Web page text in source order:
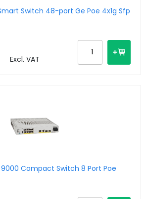
Switch 48-port Ge Poe 4x1g Sfp
Excl. VAT
Compact Switch 8 Port Poe